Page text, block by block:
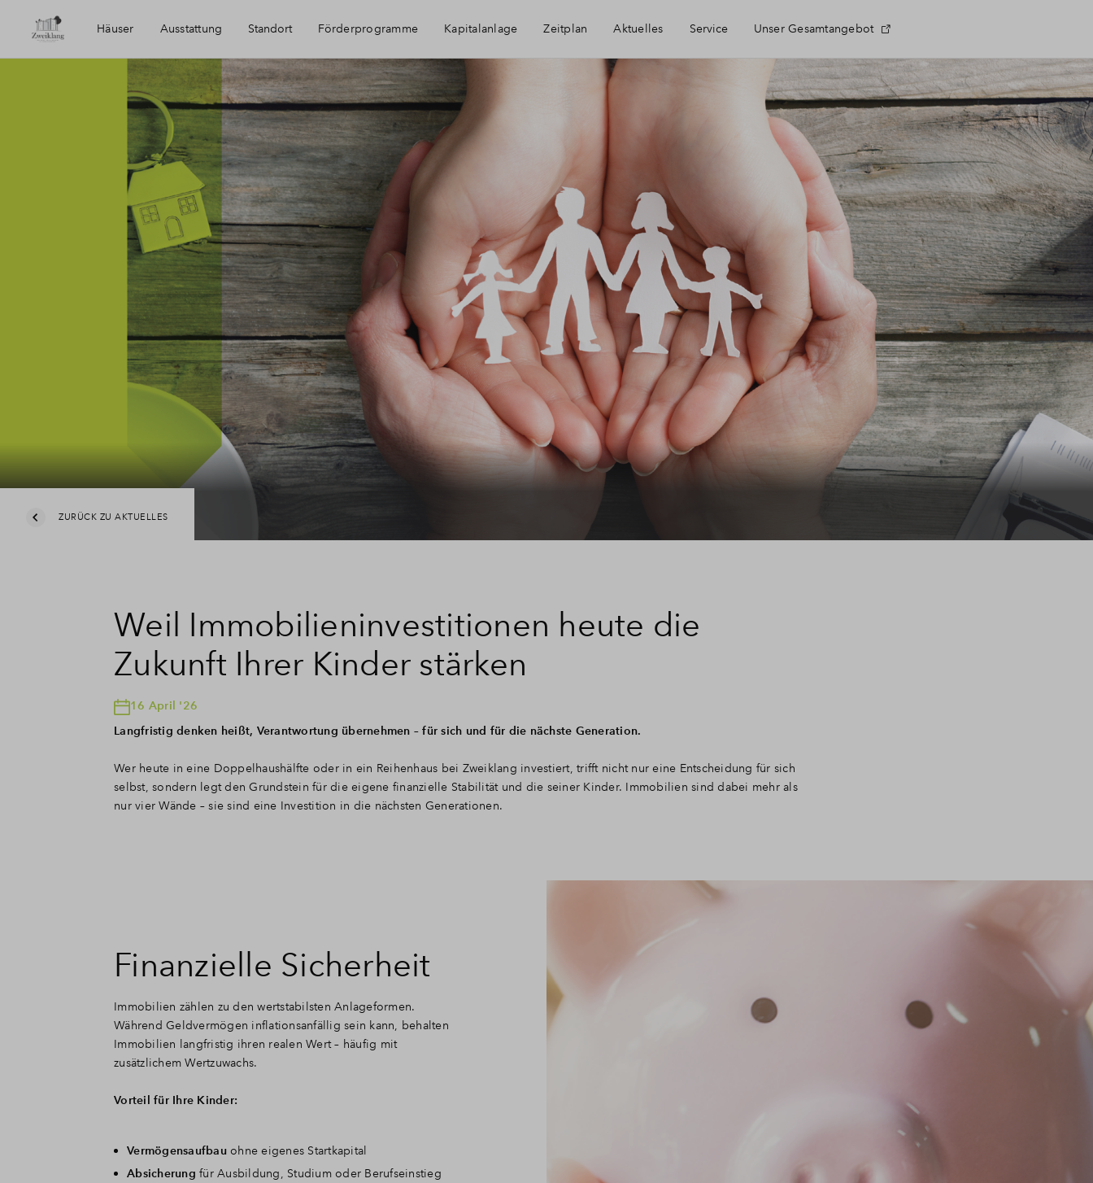
Häuser Ausstattung Standort
Erreichbarkeit
BPD Im Landwehrviertel
Förderprogramme Kapitalanlage Zeitplan Aktuelles Service
Häufig gestellte Fragen
Über BPD
Unser Gesamtangebot
ZURÜCK ZU AKTUELLES
Weil Immobilieninvestitionen heute die
Zukunft Ihrer Kinder stärken
16 April '26
Langfristig denken heißt, Verantwortung übernehmen – für sich und für die nächste Generation.
Wer heute in eine Doppelhaushälfte oder in ein Reihenhaus bei Zweiklang investiert, trifft nicht nur eine Entscheidung für sich
selbst, sondern legt den Grundstein für die eigene finanzielle Stabilität und die seiner Kinder. Immobilien sind dabei mehr als
nur vier Wände – sie sind eine Investition in die nächsten Generationen.
Finanzielle Sicherheit
Immobilien zählen zu den wertstabilsten Anlageformen.
Während Geldvermögen inflationsanfällig sein kann, behalten
Immobilien langfristig ihren realen Wert – häufig mit
zusätzlichem Wertzuwachs.
Vorteil für Ihre Kinder:
Vermögensaufbau ohne eigenes Startkapital
Absicherung für Ausbildung, Studium oder Berufseinstieg